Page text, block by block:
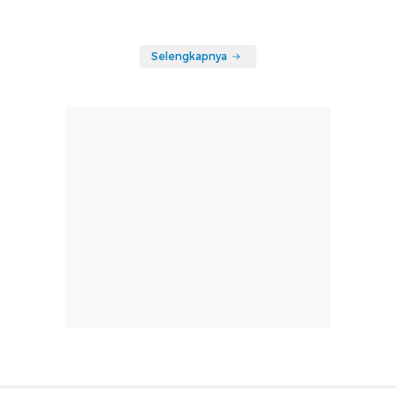
Selengkapnya